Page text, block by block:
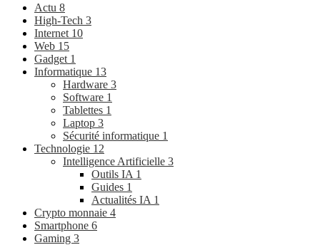
Actu 8
High-Tech 3
Internet 10
Web 15
Gadget 1
Informatique 13
Hardware 3
Software 1
Tablettes 1
Laptop 3
Sécurité informatique 1
Technologie 12
Intelligence Artificielle 3
Outils IA 1
Guides 1
Actualités IA 1
Crypto monnaie 4
Smartphone 6
Gaming 3